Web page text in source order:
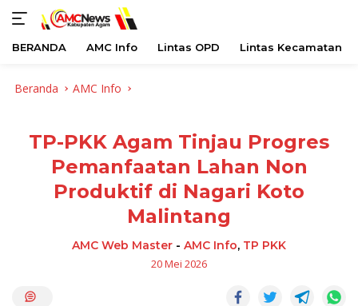
BERANDA AMC Info Lintas OPD Lintas Kecamatan
Beranda AMC Info
TP-PKK Agam Tinjau Progres
Pemanfaatan Lahan Non
Produktif di Nagari Koto
Malintang
AMC Web Master - AMC Info, TP PKK
20 Mei 2026